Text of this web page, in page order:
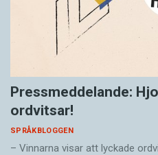
Pressmeddelande:
ordvitsar!
SPRÅKBLOGGEN
– Vinnarna visar att lyckade